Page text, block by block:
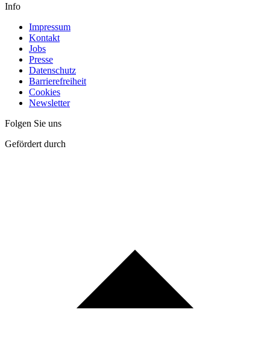
Info
Impressum
Kontakt
Jobs
Presse
Datenschutz
Barrierefreiheit
Cookies
Newsletter
Folgen Sie uns
Gefördert durch